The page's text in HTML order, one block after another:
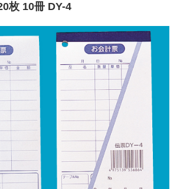
枚 10冊 DY-4